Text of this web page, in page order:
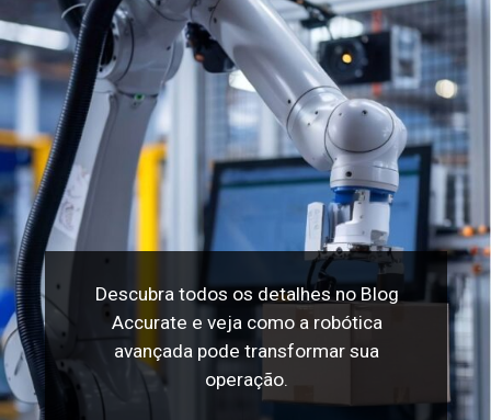
Descubra todos os detalhes no Blog
Accurate e veja como a robótica
avançada pode transformar sua
operação.